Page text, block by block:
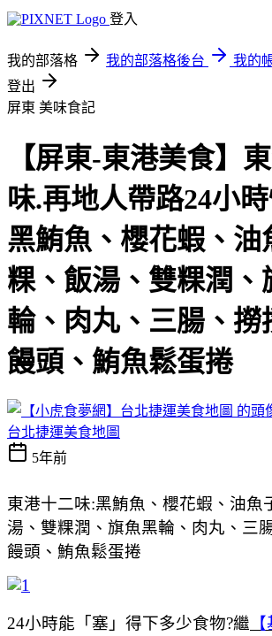
登入
我的部落格 我的部落格後台
我的
登出
屏東 美味食記
【屏東-東港美食】
味.再地人帶路24小
黑鮪魚、櫻花蝦、油
粿、飯湯、雙粿潤、
輪、肉丸、三腸、撈
饅頭、鮪魚鬆蛋捲
台北捷運美食地圖
5年前
東港十二味:黑鮪魚、櫻花蝦、油魚
湯、雙粿潤、旗魚黑輪、肉丸、三
饅頭、鮪魚鬆蛋捲
24小時能「塞」得下多少食物?繼